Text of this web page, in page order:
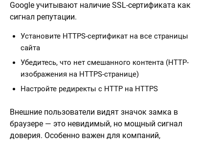
Google учитывают наличие SSL-сертификата как
сигнал репутации.
Установите HTTPS-сертификат на все страницы
сайта
Убедитесь, что нет смешанного контента (HTTP-
изображения на HTTPS-странице)
Настройте редиректы с HTTP на HTTPS
Внешние пользователи видят значок замка в
браузере — это невидимый, но мощный сигнал
доверия. Особенно важен для компаний,